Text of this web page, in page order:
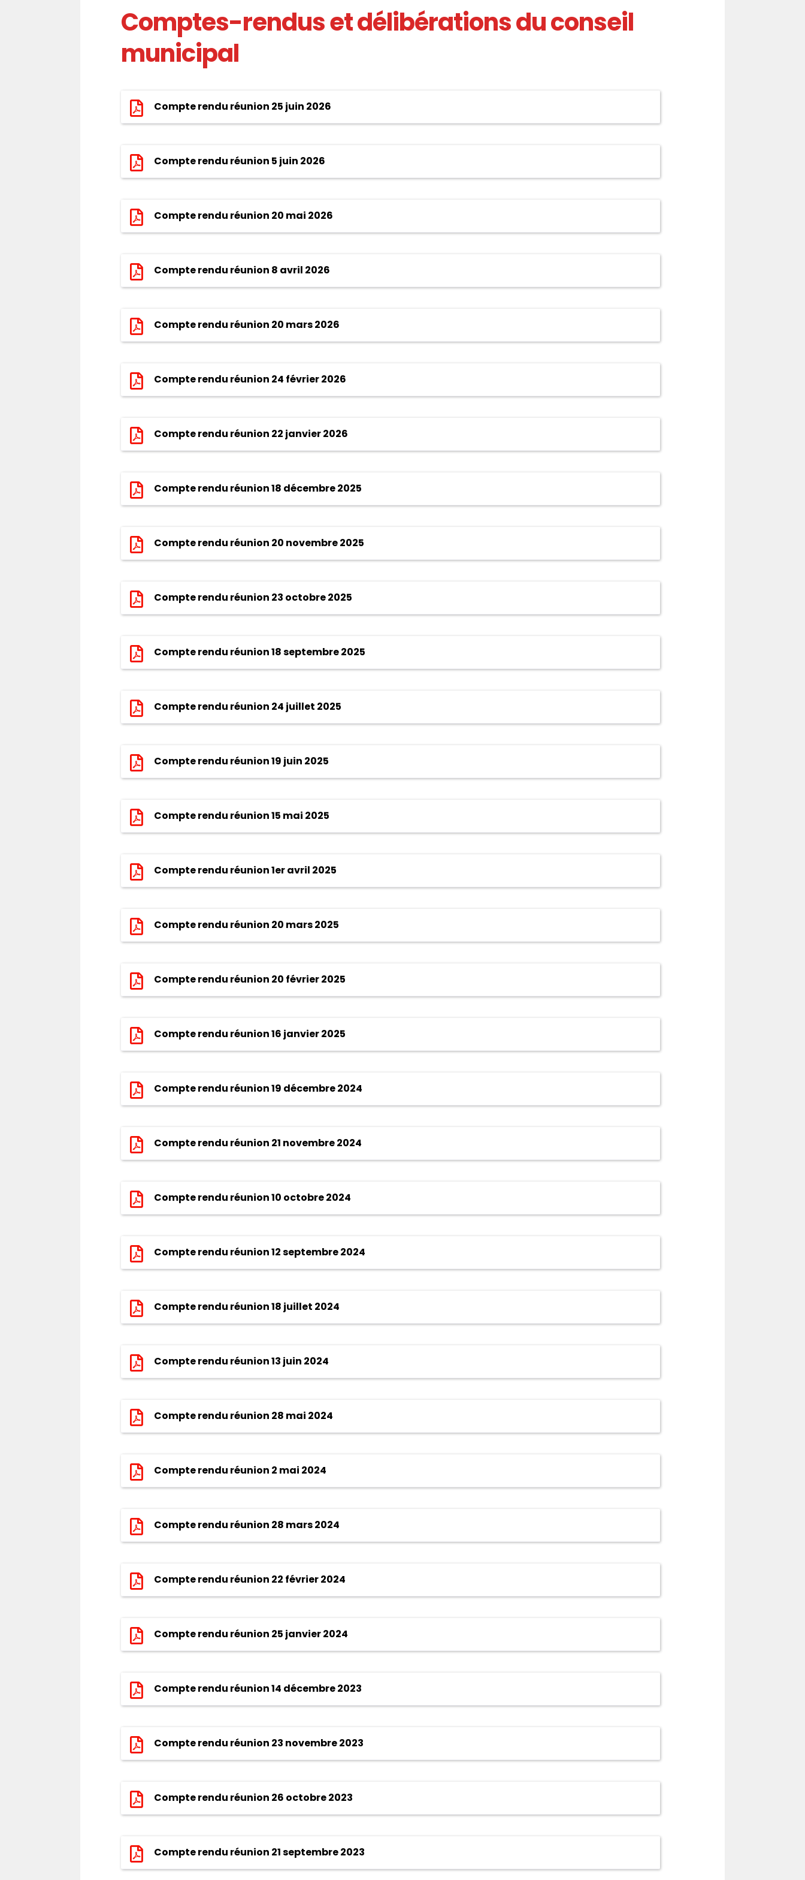
Comptes-rendus et délibérations du conseil
municipal
Compte rendu réunion 25 juin 2026
Compte rendu réunion 5 juin 2026
Compte rendu réunion 20 mai 2026
Compte rendu réunion 8 avril 2026
Compte rendu réunion 20 mars 2026
Compte rendu réunion 24 février 2026
Compte rendu réunion 22 janvier 2026
Compte rendu réunion 18 décembre 2025
Compte rendu réunion 20 novembre 2025
Compte rendu réunion 23 octobre 2025
Compte rendu réunion 18 septembre 2025
Compte rendu réunion 24 juillet 2025
Compte rendu réunion 19 juin 2025
Compte rendu réunion 15 mai 2025
Compte rendu réunion 1er avril 2025
Compte rendu réunion 20 mars 2025
Compte rendu réunion 20 février 2025
Compte rendu réunion 16 janvier 2025
Compte rendu réunion 19 décembre 2024
Compte rendu réunion 21 novembre 2024
Compte rendu réunion 10 octobre 2024
Compte rendu réunion 12 septembre 2024
Compte rendu réunion 18 juillet 2024
Compte rendu réunion 13 juin 2024
Compte rendu réunion 28 mai 2024
Compte rendu réunion 2 mai 2024
Compte rendu réunion 28 mars 2024
Compte rendu réunion 22 février 2024
Compte rendu réunion 25 janvier 2024
Compte rendu réunion 14 décembre 2023
Compte rendu réunion 23 novembre 2023
Compte rendu réunion 26 octobre 2023
Compte rendu réunion 21 septembre 2023